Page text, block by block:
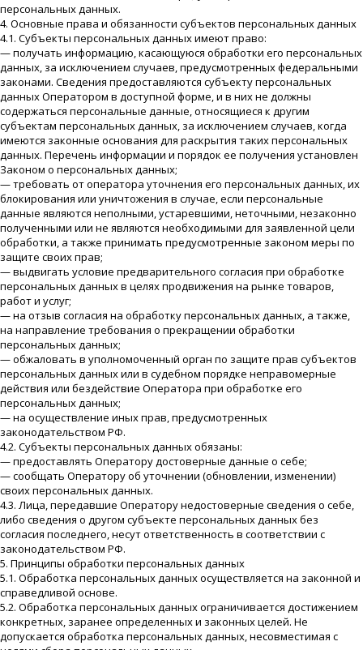
персональных данных.
4. Основные права и обязанности субъектов персональных данных
4.1. Субъекты персональных данных имеют право:
— получать информацию, касающуюся обработки его персональных
данных, за исключением случаев, предусмотренных федеральными
законами. Сведения предоставляются субъекту персональных
данных Оператором в доступной форме, и в них не должны
содержаться персональные данные, относящиеся к другим
субъектам персональных данных, за исключением случаев, когда
имеются законные основания для раскрытия таких персональных
данных. Перечень информации и порядок ее получения установлен
Законом о персональных данных;
— требовать от оператора уточнения его персональных данных, их
блокирования или уничтожения в случае, если персональные
данные являются неполными, устаревшими, неточными, незаконно
полученными или не являются необходимыми для заявленной цели
обработки, а также принимать предусмотренные законом меры по
защите своих прав;
— выдвигать условие предварительного согласия при обработке
персональных данных в целях продвижения на рынке товаров,
работ и услуг;
— на отзыв согласия на обработку персональных данных, а также,
на направление требования о прекращении обработки
персональных данных;
— обжаловать в уполномоченный орган по защите прав субъектов
персональных данных или в судебном порядке неправомерные
действия или бездействие Оператора при обработке его
персональных данных;
— на осуществление иных прав, предусмотренных
законодательством РФ.
4.2. Субъекты персональных данных обязаны:
— предоставлять Оператору достоверные данные о себе;
— сообщать Оператору об уточнении (обновлении, изменении)
своих персональных данных.
4.3. Лица, передавшие Оператору недостоверные сведения о себе,
либо сведения о другом субъекте персональных данных без
согласия последнего, несут ответственность в соответствии с
законодательством РФ.
5. Принципы обработки персональных данных
5.1. Обработка персональных данных осуществляется на законной и
справедливой основе.
5.2. Обработка персональных данных ограничивается достижением
конкретных, заранее определенных и законных целей. Не
допускается обработка персональных данных, несовместимая с